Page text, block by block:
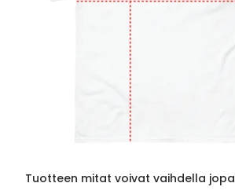
Tuotteen mitat voivat vaihdella